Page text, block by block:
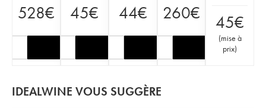
528€ 45€ 44€ 260€ 45€
(mise à
prix)
IDEALWINE VOUS SUGGÈRE